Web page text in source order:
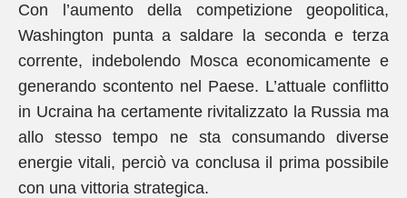
Con l’aumento della competizione geopolitica,
Washington punta a saldare la seconda e terza
corrente, indebolendo Mosca economicamente e
generando scontento nel Paese. L’attuale conflitto
in Ucraina ha certamente rivitalizzato la Russia ma
allo stesso tempo ne sta consumando diverse
energie vitali, perciò va conclusa il prima possibile
con una vittoria strategica.